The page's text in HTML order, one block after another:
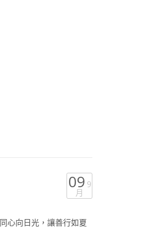
09 9
月
心向日光，讓善行如夏